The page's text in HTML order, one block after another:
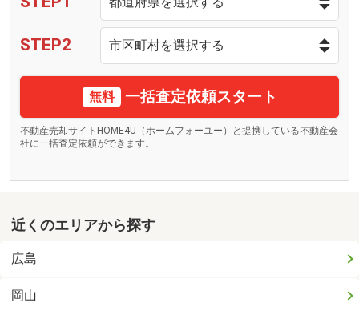
STEP2
無料 一括査定依頼スタート
不動産売却サイトHOME4U（ホームフォーユー）と提携している不動産会
社に一括査定依頼ができます。
近くのエリアから探す
広島
岡山